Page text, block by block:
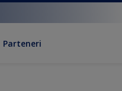
Parteneri